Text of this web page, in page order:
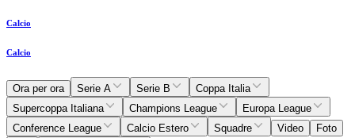
Calcio
Calcio
Ora per ora Serie A Serie B
Coppa Italia
Supercoppa Italiana
Champions League
Europa League
Conference League
Calcio Estero Squadre Video
Foto